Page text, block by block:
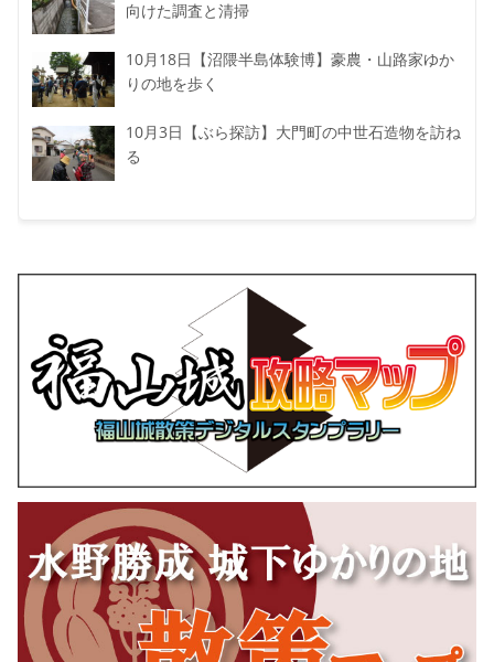
向けた調査と清掃
10月18日【沼隈半島体験博】豪農・山路家ゆか
りの地を歩く
10月3日【ぶら探訪】大門町の中世石造物を訪ね
る